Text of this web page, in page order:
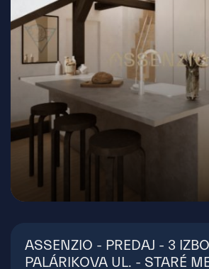
ASSENZIO - PREDAJ - 3
PALÁRIKOVA UL. - STARÉ